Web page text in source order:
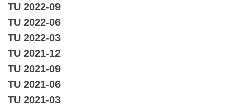
TU 2022-09
TU 2022-06
TU 2022-03
TU 2021-12
TU 2021-09
TU 2021-06
TU 2021-03